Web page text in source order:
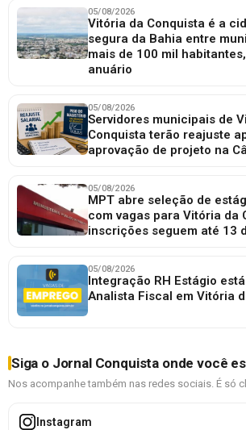
05/08/2026
Vitória da Conquista é a
segura da Bahia entre
mais de 100 mil
anuário
05/08/2026
Servidores municipais de
Conquista terão reajuste
aprovação de projeto na
05/08/2026
MPT abre seleção de
com vagas para Vitória da
inscrições seguem até 13
05/08/2026
Integração RH Estágio
Analista Fiscal em Vitória
Siga o Jornal Conquista onde você
Nos acompanhe também nas redes sociais. É só
Instagram